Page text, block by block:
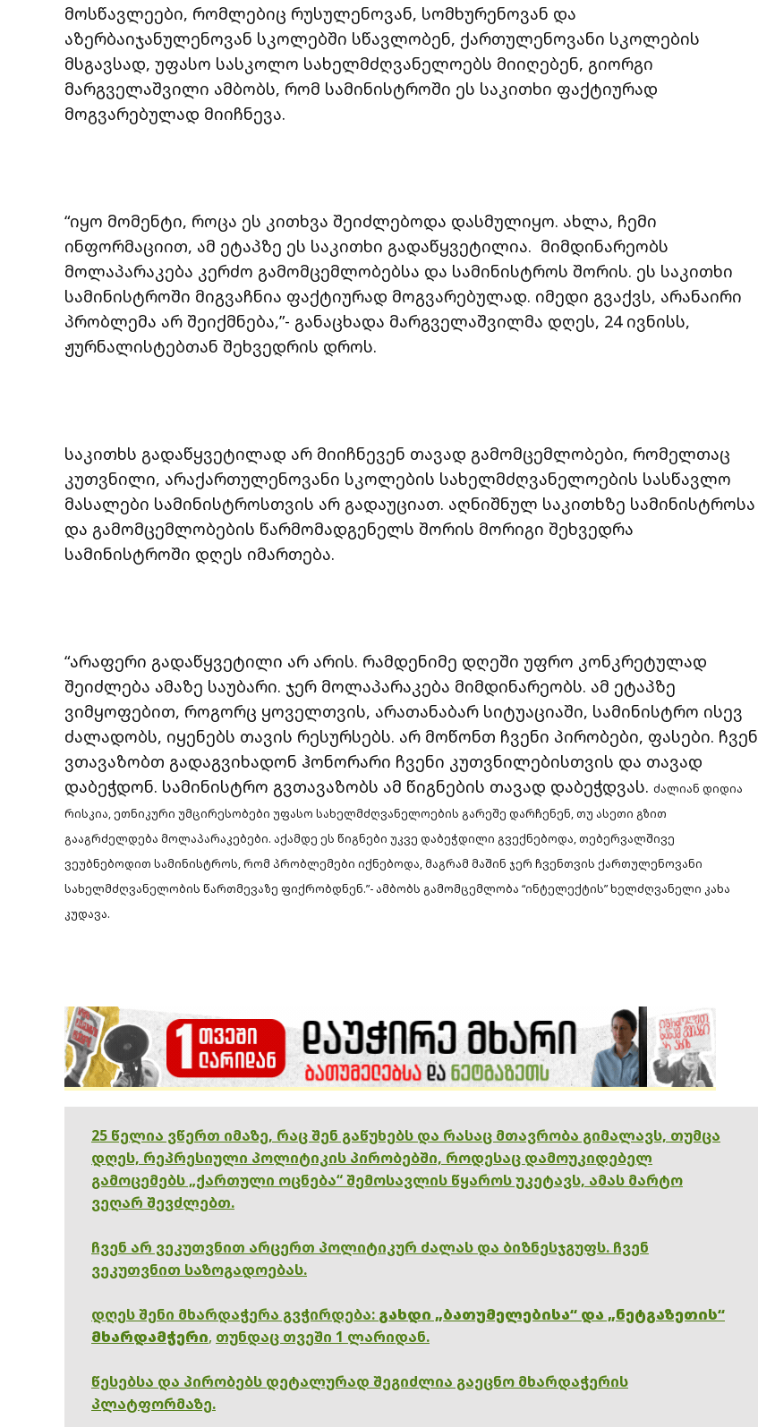
მოსწავლეები, რომლებიც რუსულენოვან, სომხურენოვან და
აზერბაიჯანულენოვან სკოლებში სწავლობენ, ქართულენოვანი სკოლების
მსგავსად, უფასო სასკოლო სახელმძღვანელოებს მიიღებენ, გიორგი
მარგველაშვილი ამბობს, რომ სამინისტროში ეს საკითხი ფაქტიურად
მოგვარებულად მიიჩნევა.
“იყო მომენტი, როცა ეს კითხვა შეიძლებოდა დასმულიყო. ახლა, ჩემი
ინფორმაციით, ამ ეტაპზე ეს საკითხი გადაწყვეტილია. მიმდინარეობს
მოლაპარაკება კერძო გამომცემლობებსა და სამინისტროს შორის. ეს საკითხი
სამინისტროში მიგვაჩნია ფაქტიურად მოგვარებულად. იმედი გვაქვს, არანაირი
პრობლემა არ შეიქმნება,”- განაცხადა მარგველაშვილმა დღეს, 24 ივნისს,
ჟურნალისტებთან შეხვედრის დროს.
საკითხს გადაწყვეტილად არ მიიჩნევენ თავად გამომცემლობები, რომელთაც
კუთვნილი, არაქართულენოვანი სკოლების სახელმძღვანელოების სასწავლო
მასალები სამინისტროსთვის არ გადაუციათ. აღნიშნულ საკითხზე სამინისტროსა
და გამომცემლობების წარმომადგენელს შორის მორიგი შეხვედრა
სამინისტროში დღეს იმართება.
“არაფერი გადაწყვეტილი არ არის. რამდენიმე დღეში უფრო კონკრეტულად
შეიძლება ამაზე საუბარი. ჯერ მოლაპარაკება მიმდინარეობს. ამ ეტაპზე
ვიმყოფებით, როგორც ყოველთვის, არათანაბარ სიტუაციაში, სამინისტრო ისევ
ძალადობს, იყენებს თავის რესურსებს. არ მოწონთ ჩვენი პირობები, ფასები. ჩვენ
ვთავაზობთ გადაგვიხადონ ჰონორარი ჩვენი კუთვნილებისთვის და თავად
დაბეჭდონ. სამინისტრო გვთავაზობს ამ წიგნების თავად დაბეჭდვას. ძალიან დიდია
რისკია, ეთნიკური უმცირესობები უფასო სახელმძღვანელოების გარეშე დარჩენენ, თუ ასეთი გზით
გააგრძელდება მოლაპარაკებები. აქამდე ეს წიგნები უკვე დაბეჭდილი გვექნებოდა, თებერვალშივე
ვეუბნებოდით სამინისტროს, რომ პრობლემები იქნებოდა, მაგრამ მაშინ ჯერ ჩვენთვის ქართულენოვანი
სახელმძღვანელობის წართმევაზე ფიქრობდნენ.”- ამბობს გამომცემლობა “ინტელექტის” ხელძღვანელი კახა
კუდავა.
25 წელია ვწერთ იმაზე, რაც შენ გაწუხებს და რასაც მთავრობა გიმალავს, თუმცა
დღეს, რეპრესიული პოლიტიკის პირობებში, როდესაც დამოუკიდებელ
გამოცემებს „ქართული ოცნება“ შემოსავლის წყაროს უკეტავს, ამას მარტო
ვეღარ შევძლებთ.
ჩვენ არ ვეკუთვნით არცერთ პოლიტიკურ ძალას და ბიზნესჯგუფს. ჩვენ
ვეკუთვნით საზოგადოებას.
დღეს შენი მხარდაჭერა გვჭირდება: გახდი „ბათუმელებისა“ და „ნეტგაზეთის“
მხარდამჭერი, თუნდაც თვეში 1 ლარიდან.
წესებსა და პირობებს დეტალურად შეგიძლია გაეცნო მხარდაჭერის
პლატფორმაზე.